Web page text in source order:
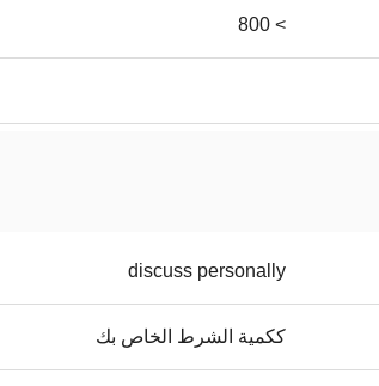
> 800
discuss personally
ككمية الشرط الخاص بك